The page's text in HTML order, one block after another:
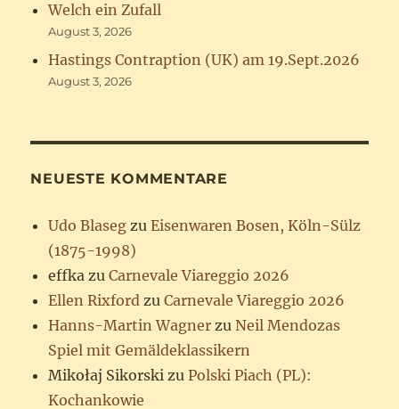
Welch ein Zufall
August 3, 2026
Hastings Contraption (UK) am 19.Sept.2026
August 3, 2026
NEUESTE KOMMENTARE
Udo Blaseg zuEisenwaren Bosen, Köln-Sülz
(1875-1998)
effka zuCarnevale Viareggio 2026
Ellen Rixford zuCarnevale Viareggio 2026
Hanns-Martin Wagner zuNeil Mendozas
Spiel mit Gemäldeklassikern
Mikołaj Sikorski zuPolski Piach (PL):
Kochankowie